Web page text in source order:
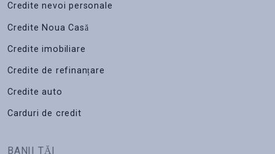
Credite nevoi personale
Credite Noua Casă
Credite imobiliare
Credite de refinanțare
Credite auto
Carduri de credit
BANII TĂI